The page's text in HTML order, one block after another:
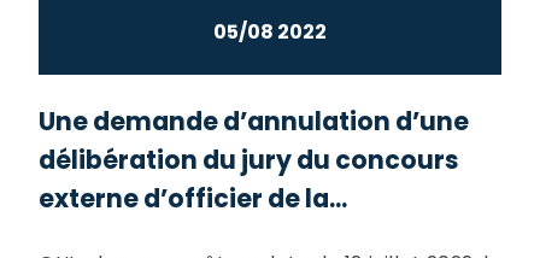
05/08 2022
Une demande d’annulation d’une
délibération du jury du concours
externe d’officier de la...